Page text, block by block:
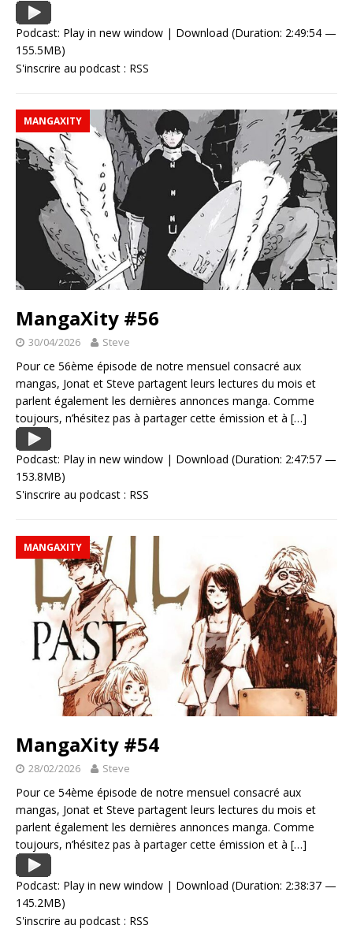
Podcast: Play in new window | Download (Duration: 2:49:54 —
155.5MB)
S'inscrire au podcast : RSS
MANGAXITY
MangaXity #56
30/04/2026 Steve
Pour ce 56ème épisode de notre mensuel consacré aux
mangas, Jonat et Steve partagent leurs lectures du mois et
parlent également les dernières annonces manga. Comme
toujours, n’hésitez pas à partager cette émission et à […]
Podcast: Play in new window | Download (Duration: 2:47:57 —
153.8MB)
S'inscrire au podcast : RSS
MANGAXITY
MangaXity #54
28/02/2026 Steve
Pour ce 54ème épisode de notre mensuel consacré aux
mangas, Jonat et Steve partagent leurs lectures du mois et
parlent également les dernières annonces manga. Comme
toujours, n’hésitez pas à partager cette émission et à […]
Podcast: Play in new window | Download (Duration: 2:38:37 —
145.2MB)
S'inscrire au podcast : RSS